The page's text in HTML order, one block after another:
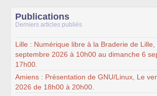
Publications
Derniers articles publiés
Lille : Numérique libre à la Braderie de
septembre 2026 à 10h00 au dimanche 6
17h00.
Amiens : Présentation de GNU/Linux, Le
2026 de 18h00 à 20h00.